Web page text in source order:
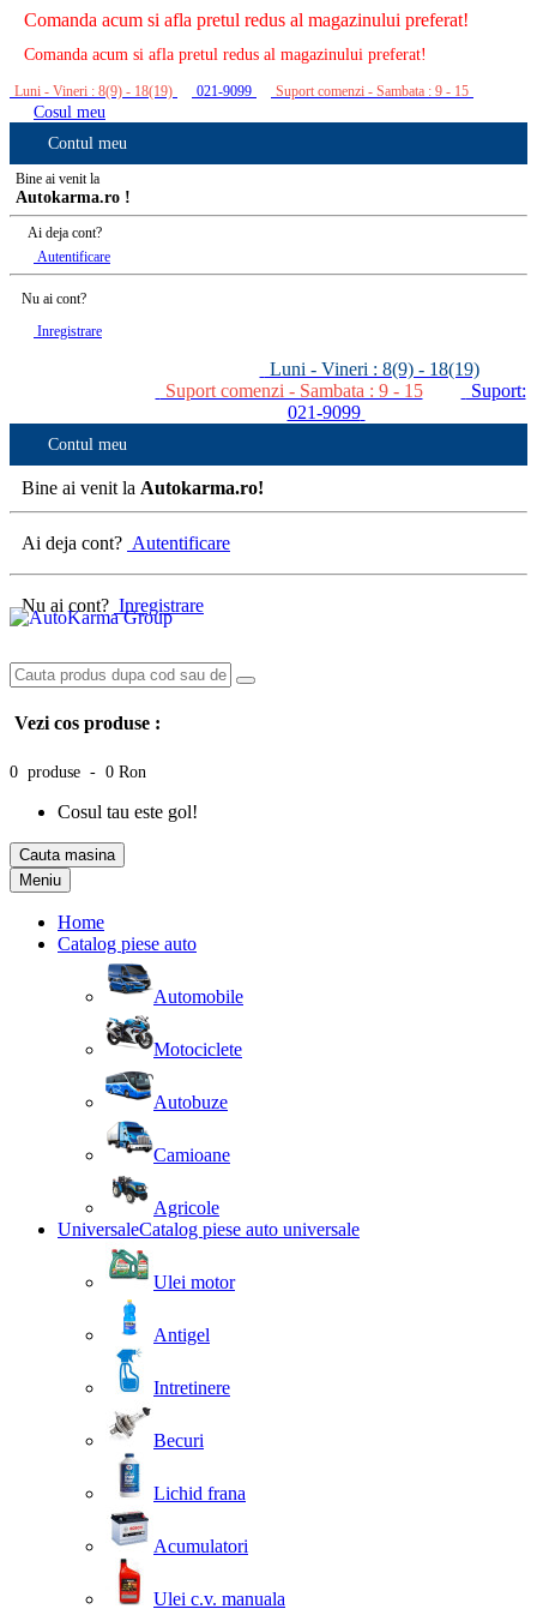
Comanda acum si afla pretul redus al magazinului preferat!
Comanda acum si afla pretul redus al magazinului preferat!
Luni - Vineri : 8(9) - 18(19) 021-9099 Suport comenzi - Sambata : 9 - 15
Cosul meu
Contul meu
Bine ai venit la
Autokarma.ro !
Ai deja cont?
Autentificare
Nu ai cont?
Inregistrare
Luni - Vineri : 8(9) - 18(19)
Suport comenzi - Sambata : 9 - 15
Suport:
021-9099
Contul meu
Bine ai venit la Autokarma.ro!
Ai deja cont? Autentificare
Nu ai cont? Inregistrare
Vezi cos produse :
0 produse - 0 Ron
Cosul tau este gol!
Cauta masina
Meniu
Home
Catalog piese auto
Automobile
Motociclete
Autobuze
Camioane
Agricole
UniversaleCatalog piese auto universale
Ulei motor
Antigel
Intretinere
Becuri
Lichid frana
Acumulatori
Ulei c.v. manuala